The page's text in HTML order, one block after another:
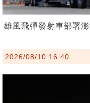
雄風飛彈發射車部署
2026/08/10 16:40